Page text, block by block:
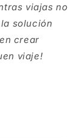
viajas no
solución
crear
viaje!